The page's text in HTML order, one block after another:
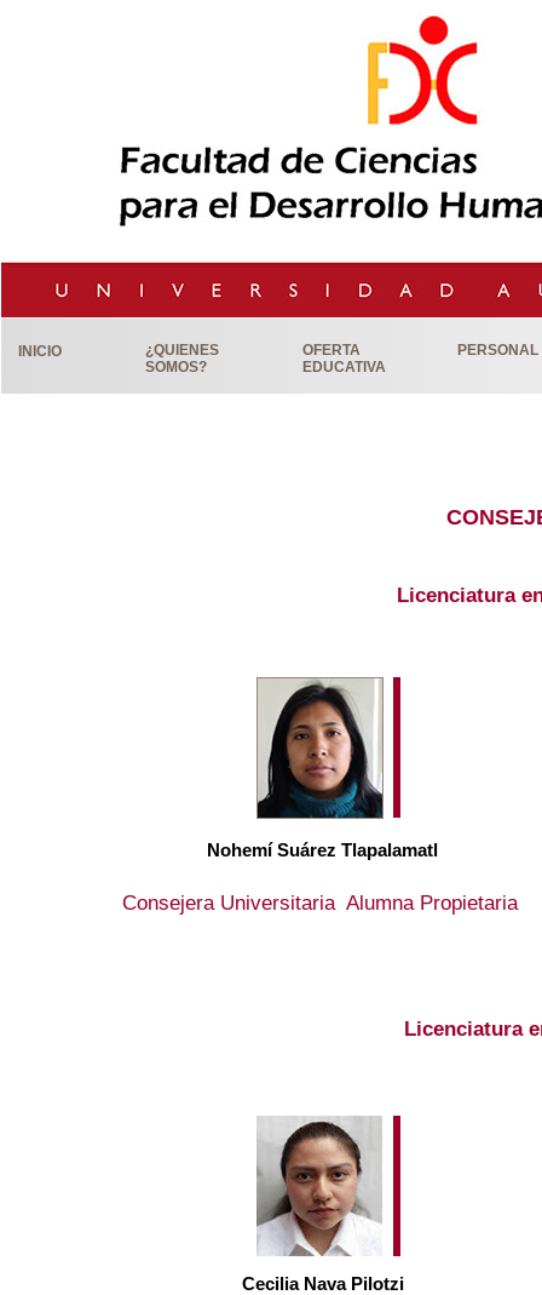
INICIO
¿QUIENES
SOMOS?
OFERTA
EDUCATIVA
PERSONAL
Licenciatura
Nohemí Suárez Tlapalamatl
Consejera Universitaria Alumna Propietaria
Licenciatura
Cecilia Nava Pilotzi